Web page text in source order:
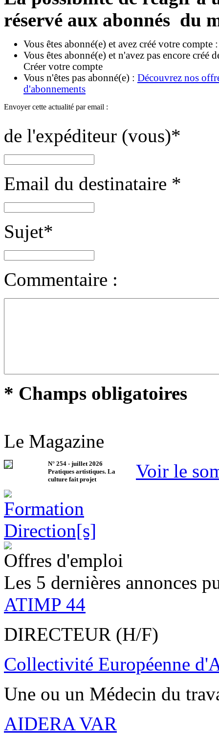
réservé aux abonnés du
Vous êtes abonné(e) et avez créé votre compte
Vous êtes abonné(e) et n'avez pas encore créé
Créer votre compte
Vous n'êtes pas abonné(e) : Découvrez nos
d'abonnements
Envoyer cette actualité par email :
de l'expéditeur (vous)*
Email du destinataire *
Sujet*
Commentaire :
* Champs obligatoires
Le Magazine
N° 254 - juillet 2026
Pratiques artistiques. La
culture fait projet
Voir le
Offres d'emploi
Les 5 dernières annonces
ATIMP 44
DIRECTEUR (H/F)
Collectivité Européenne
Une ou un Médecin du
AIDERA VAR